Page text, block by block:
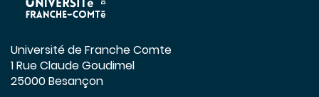
Université de Franche Comte
1 Rue Claude Goudimel
25000 Besançon